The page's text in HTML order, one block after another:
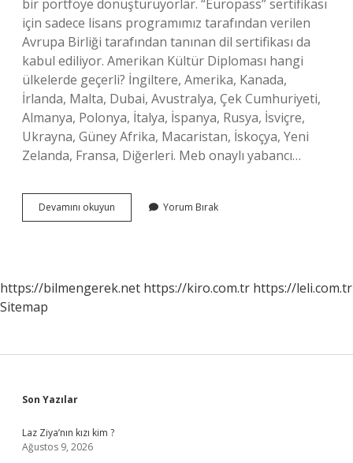
bir portföye dönüştürüyorlar. “Europass” sertifikası
için sadece lisans programımız tarafından verilen
Avrupa Birliği tarafından tanınan dil sertifikası da
kabul ediliyor. Amerikan Kültür Diploması hangi
ülkelerde geçerli? İngiltere, Amerika, Kanada,
İrlanda, Malta, Dubai, Avustralya, Çek Cumhuriyeti,
Almanya, Polonya, İtalya, İspanya, Rusya, İsviçre,
Ukrayna, Güney Afrika, Macaristan, İskoçya, Yeni
Zelanda, Fransa, Diğerleri. Meb onaylı yabancı…
Devamını okuyun Amerikan
Kültür
Yorum Bırak
https://bilmengerek.net https://kiro.com.tr https://leli.com.tr
Sitemap
Sidebar
Son Yazılar
Laz Ziya’nın kızı kim ?
Ağustos 9, 2026